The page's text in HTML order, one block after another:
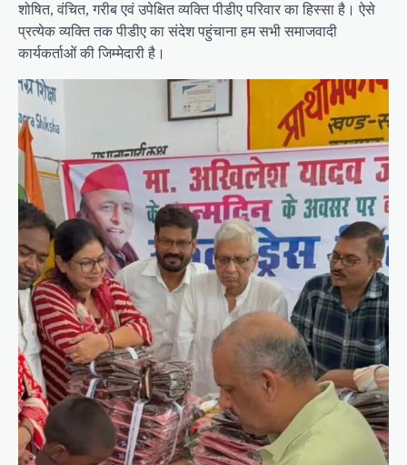
शोषित, वंचित, गरीब एवं उपेक्षित व्यक्ति पीडीए परिवार का हिस्सा है। ऐसे
प्रत्येक व्यक्ति तक पीडीए का संदेश पहुंचाना हम सभी समाजवादी
कार्यकर्ताओं की जिम्मेदारी है।